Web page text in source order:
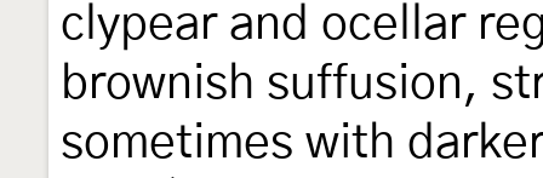
clypear and ocellar
brownish suffusion,
sometimes with